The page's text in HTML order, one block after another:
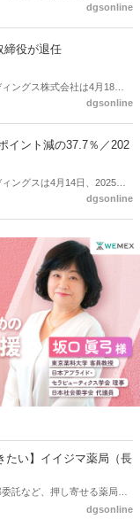
クミン（大阪市住之江区、代
dgsonline
締役が退任
ィングス株式会社は4月18
お知らせを公表した。dgsonline
イント減の37.7％／202
ングスは4月14日、2025年
dgsonline
たい】イイジマ薬局（長
託など、押し寄せる薬局業
を薬局業界はどう受け止めた
dgsonline